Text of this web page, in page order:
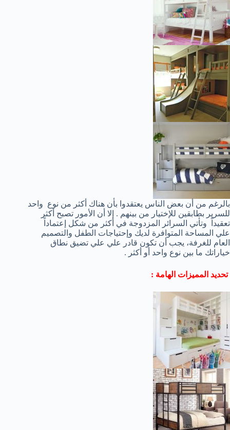
بالرغم من أن بعض الناس يعتقدوا بأن هناك أكثر من نوع واحد
للسرير بطابقين للإختيار من بينهم . إلا أن الأمور تصبح أكثر
تعقيداً وتأتي السرائر المزدوجة في أكثر من شكل إعتماداً
علي المساحة المتوافرة لديك وإحتياجات الطفل والتصميم
العام للغرفة، يجب أن تكون قادر علي علي تضيق نطاق
خياراتك ما بين نوع واحد أو أكثر .
تحديد المميزات الهامة :